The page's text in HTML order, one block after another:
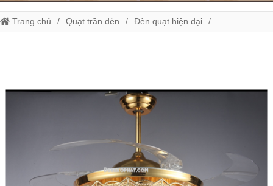
Trang chủ Quạt trần đèn Đèn quạt hiện đại